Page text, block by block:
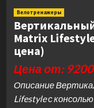
Велотренажеры
Matrix
цена)
Цена от:
Описание
Lifestyle с